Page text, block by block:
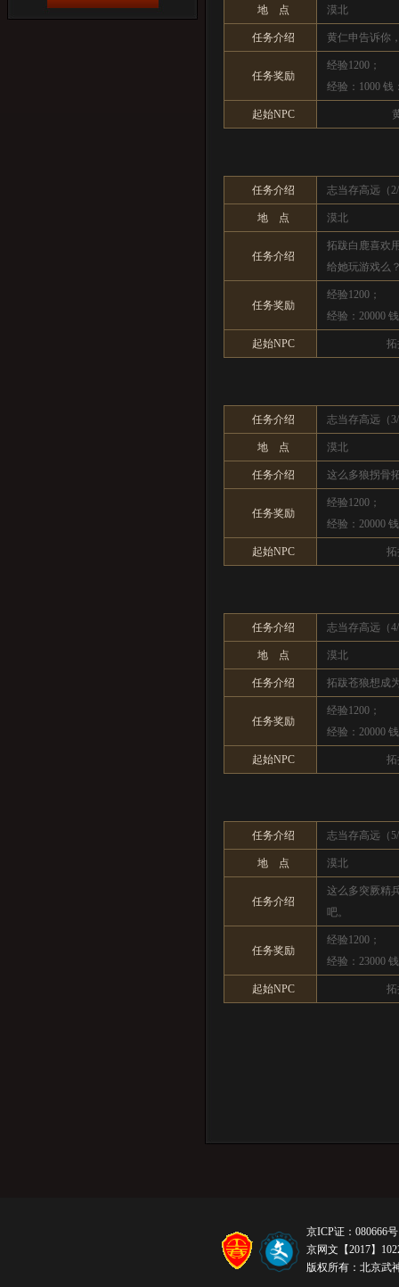
地 点 漠北
任务介绍 黄仁申告诉你
任务奖励
经验1200；
经验：1000 钱
起始NPC
任务介绍 志当存高远（
地 点 漠北
任务介绍
拓跋白鹿喜欢
给她玩游戏么
任务奖励
经验1200；
经验：20000
起始NPC 拓
任务介绍 志当存高远（
地 点 漠北
任务介绍 这么多狼拐骨
任务奖励
经验1200；
经验：20000
起始NPC 拓
任务介绍 志当存高远（
地 点 漠北
任务介绍 拓跋苍狼想成
任务奖励
经验1200；
经验：20000
起始NPC 拓
任务介绍 志当存高远（
地 点 漠北
任务介绍
这么多突厥精
吧。
任务奖励
经验1200；
经验：23000
起始NPC 拓
京ICP证：080666
京网文【2017】
版权所有：北京武